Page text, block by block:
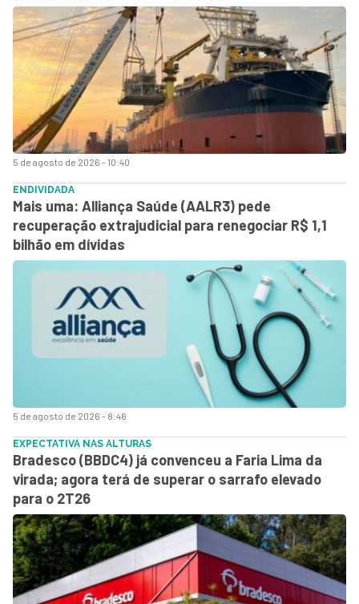
5 de agosto de 2026 - 10:40
5 de agosto de 2026 - 8:46
ENDIVIDADA
Mais uma: Alliança Saúde (AALR3) pede
recuperação extrajudicial para renegociar R$ 1,1
bilhão em dívidas
EXPECTATIVA NAS ALTURAS
Bradesco (BBDC4) já convenceu a Faria Lima da
virada; agora terá de superar o sarrafo elevado
para o 2T26